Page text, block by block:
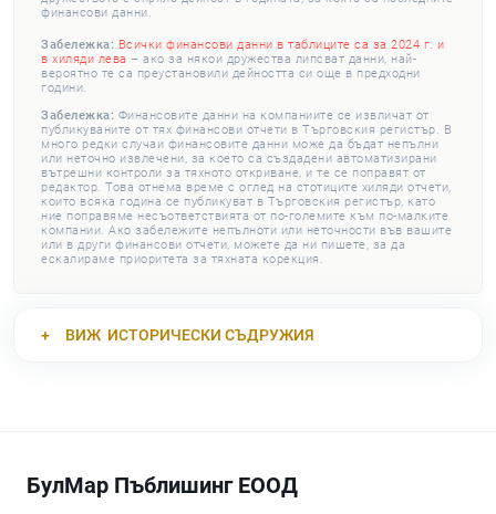
финансови данни.
Забележка: Всички финансови данни в таблиците са за 2024 г. и
в хиляди лева – ако за някои дружества липсват данни, най-
вероятно те са преустановили дейността си още в предходни
години.
Забележка: Финансовите данни на компаниите се извличат от
публикуваните от тях финансови отчети в Търговския регистър. В
много редки случаи финансовите данни може да бъдат непълни
или неточно извлечени, за което са създадени автоматизирани
вътрешни контроли за тяхното откриване, и те се поправят от
редактор. Това отнема време с оглед на стотиците хиляди отчети,
които всяка година се публикуват в Търговския регистър, като
ние поправяме несъответствията от по-големите към по-малките
компании. Ако забележите непълноти или неточности във вашите
или в други финансови отчети, можете да ни пишете, за да
ескалираме приоритета за тяхната корекция.
ВИЖ ИСТОРИЧЕСКИ СЪДРУЖИЯ
БулМар Пъблишинг ЕООД